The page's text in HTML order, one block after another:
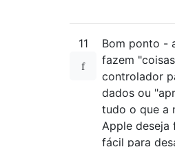
11
Bom ponto -
fazem
controlador
dados ou
tudo o que a
Apple deseja
fácil para